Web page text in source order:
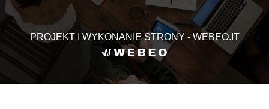
PROJEKT I WYKONANIE STRONY - WEBEO.IT